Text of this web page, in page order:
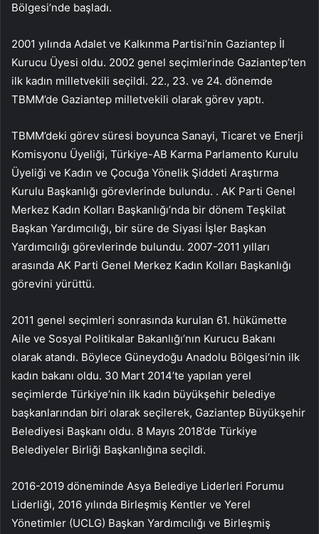
Bölgesi’nde başladı.
2001 yılında Adalet ve Kalkınma Partisi’nin Gaziantep İl
Kurucu Üyesi oldu. 2002 genel seçimlerinde Gaziantep’ten
ilk kadın milletvekili seçildi. 22., 23. ve 24. dönemde
TBMM’de Gaziantep milletvekili olarak görev yaptı.
TBMM’deki görev süresi boyunca Sanayi, Ticaret ve Enerji
Komisyonu Üyeliği, Türkiye-AB Karma Parlamento Kurulu
Üyeliği ve Kadın ve Çocuğa Yönelik Şiddeti Araştırma
Kurulu Başkanlığı görevlerinde bulundu. . AK Parti Genel
Merkez Kadın Kolları Başkanlığı’nda bir dönem Teşkilat
Başkan Yardımcılığı, bir süre de Siyasi İşler Başkan
Yardımcılığı görevlerinde bulundu. 2007-2011 yılları
arasında AK Parti Genel Merkez Kadın Kolları Başkanlığı
görevini yürüttü.
2011 genel seçimleri sonrasında kurulan 61. hükümette
Aile ve Sosyal Politikalar Bakanlığı’nın Kurucu Bakanı
olarak atandı. Böylece Güneydoğu Anadolu Bölgesi’nin ilk
kadın bakanı oldu. 30 Mart 2014’te yapılan yerel
seçimlerde Türkiye’nin ilk kadın büyükşehir belediye
başkanlarından biri olarak seçilerek, Gaziantep Büyükşehir
Belediyesi Başkanı oldu. 8 Mayıs 2018’de Türkiye
Belediyeler Birliği Başkanlığına seçildi.
2016-2019 döneminde Asya Belediye Liderleri Forumu
Liderliği, 2016 yılında Birleşmiş Kentler ve Yerel
Yönetimler (UCLG) Başkan Yardımcılığı ve Birleşmiş